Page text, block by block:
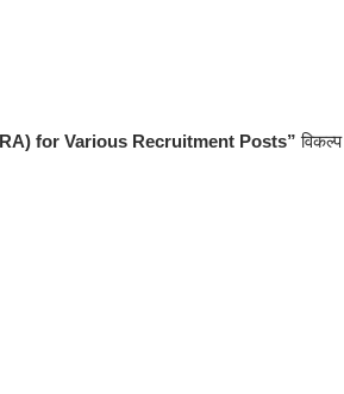
for Various Recruitment Posts”